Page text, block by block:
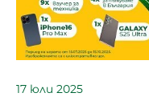
17 юли 2025